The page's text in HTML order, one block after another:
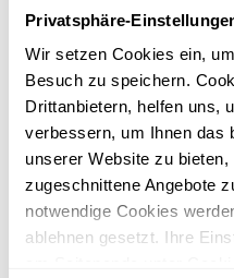
Privatsphäre-
Wir setzen Cookies ein,
Besuch zu speichern.
Drittanbietern, helfen uns,
verbessern, um Ihnen das
unserer Website zu
zugeschnittene Angebote
notwendige Cookies
ablehnen gesetzt. Ihre
Die
Bereichen Brustkrebs
Gynäkologische
Chronische Wunden,
Gefäßerkrankungen,
Gelenke, Rücken,
Schwangerschaft und
Das Martin Luther